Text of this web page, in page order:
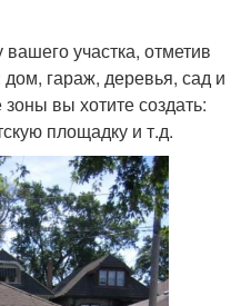
участка, отметив
гараж, деревья, сад и
вы хотите создать:
площадку и т.д.